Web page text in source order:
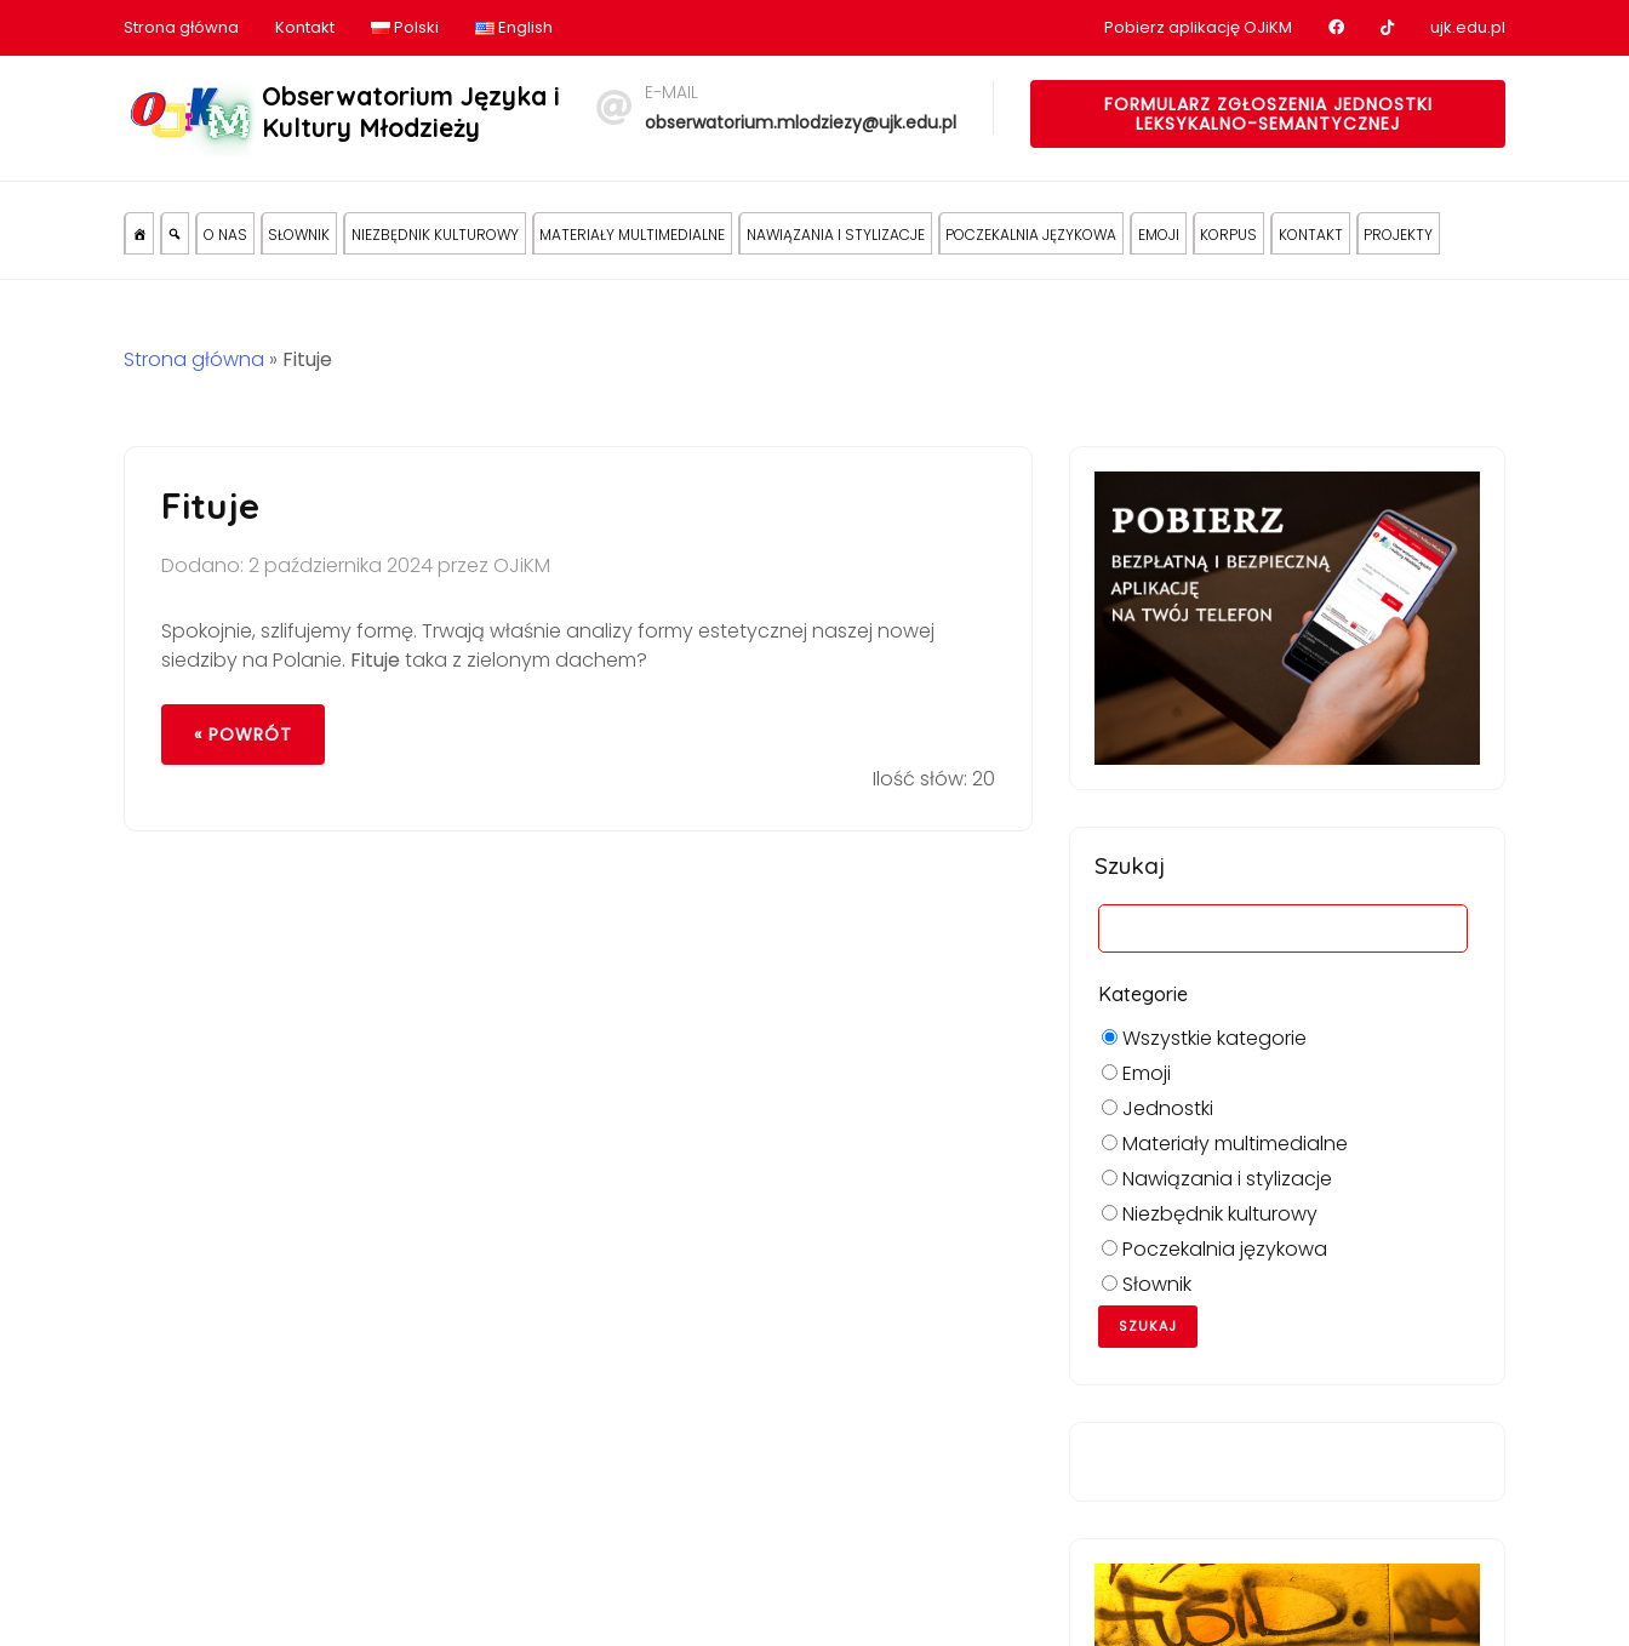
Strona główna Kontakt Polski English Pobierz aplikację OJiKM Nasz profil na Facebook
Nasz profil na tiktok
ujk.edu.pl
Obserwatorium Języka i
Kultury Młodzieży
E-MAIL
obserwatorium.mlodziezy@ujk.edu.pl
FORMULARZ ZGŁOSZENIA JEDNOSTKI
LEKSYKALNO-SEMANTYCZNEJ
O NAS SŁOWNIK NIEZBĘDNIK KULTUROWY MATERIAŁY MULTIMEDIALNE NAWIĄZANIA I STYLIZACJE POCZEKALNIA JĘZYKOWA EMOJI KORPUS KONTAKT PROJEKTY
Strona główna » Fituje
Fituje
Dodano: 2 października 2024 przez OJiKM
Spokojnie, szlifujemy formę. Trwają właśnie analizy formy estetycznej naszej nowej
siedziby na Polanie. Fituje taka z zielonym dachem?
« POWRÓT
Ilość słów: 20
Szukaj
Kategorie
Wszystkie kategorie
Emoji
Jednostki
Materiały multimedialne
Nawiązania i stylizacje
Niezbędnik kulturowy
Poczekalnia językowa
Słownik